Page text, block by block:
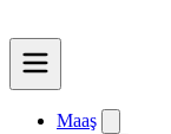
Maaş